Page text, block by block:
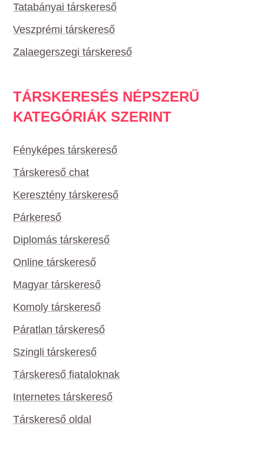
Tatabányai társkereső
Veszprémi társkereső
Zalaegerszegi társkereső
TÁRSKERESÉS NÉPSZERŰ
KATEGÓRIÁK SZERINT
Fényképes társkereső
Társkereső chat
Keresztény társkereső
Párkereső
Diplomás társkereső
Online társkereső
Magyar társkereső
Komoly társkereső
Páratlan társkereső
Szingli társkereső
Társkereső fiataloknak
Internetes társkereső
Társkereső oldal